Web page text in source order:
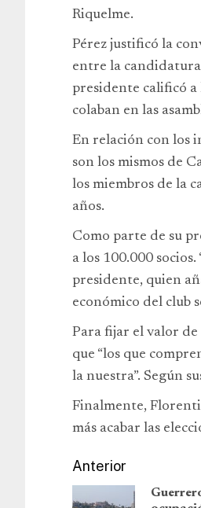
Riquelme.
Pérez justificó la
entre la candidatura
presidente calificó a
colaban en las
En relación con los
son los mismos de
los miembros de la
años.
Como parte de su
a los 100.000
presidente, quien
económico del club
Para fijar el valor de
que “los que
la nuestra”. Según
Finalmente,
más acabar las
Anterior